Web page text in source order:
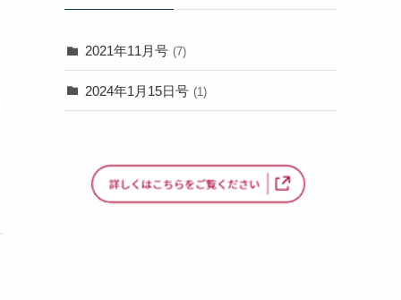
2021年11月号 (7)
2024年1月15日号 (1)